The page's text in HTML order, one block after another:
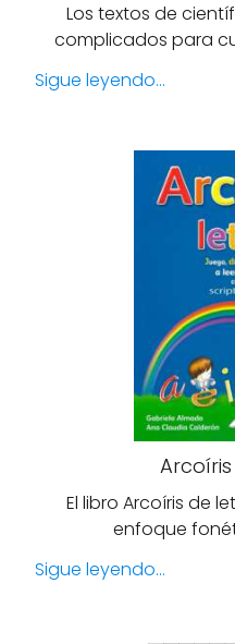
Los textos de
complicados para
Sigue leyendo...
El libro Arcoíris de
enfoque
Sigue leyendo...